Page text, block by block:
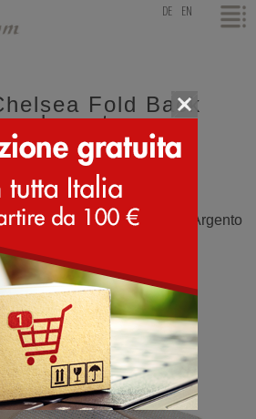
DE EN
Fold Back
elegante
Back Loafer, mocassino
elegante
Fold Back Loafer
Back Loafer Blush Fabric Argento